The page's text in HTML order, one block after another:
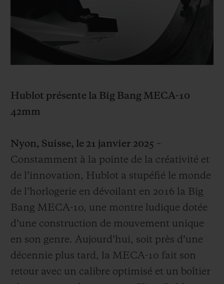
Hublot présente la Big Bang MECA-10
42mm
Nyon, Suisse, le 21 janvier 2025 –
Constamment à la pointe de la créativité et
de l’innovation, Hublot a stupéfié le monde
de l’horlogerie en dévoilant en 2016 la Big
Bang MECA-10, une montre ludique dotée
d’une construction de mouvement unique
en son genre. Aujourd’hui, soit près d’une
décennie plus tard, la MECA-10 fait son
retour avec un calibre optimisé et un boîtier
SPIRIT OF BIG
SERVICES EXCLUSIFS
HUBLOTISTA ET EXTENSION DE GARANTIE
DÉLAI DE LIVRAISON
PAIEMENT SÉCURISÉ
POCHETTE CADEAU